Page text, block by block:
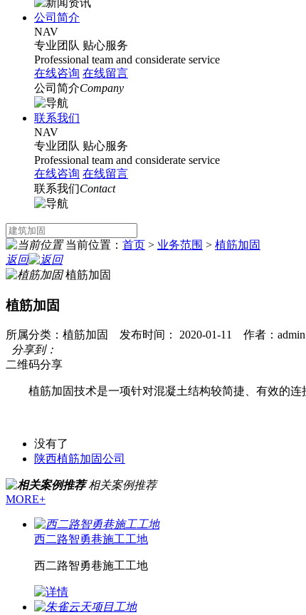
公司简介
NAV
专业团队 贴心服务
Professional team and considerate service
在线咨询 在线留言
公司简介Company
联系我们
NAV
专业团队 贴心服务
Professional team and considerate service
在线咨询 在线留言
联系我们Contact
当前位置： 首页 > 业务范围 > 植筋加固
返回
植筋加固
植筋加固
所属分类：植筋加固 发布时间： 2020-01-11 作者：admin
分享到：
二维码分享
植筋加固技术是一项针对混凝土结构较简捷、有效的
没有了
陕西植筋加固公司
相关案例推荐
MORE+
西二路智勇巷施工工地
西二路智勇巷施工工地